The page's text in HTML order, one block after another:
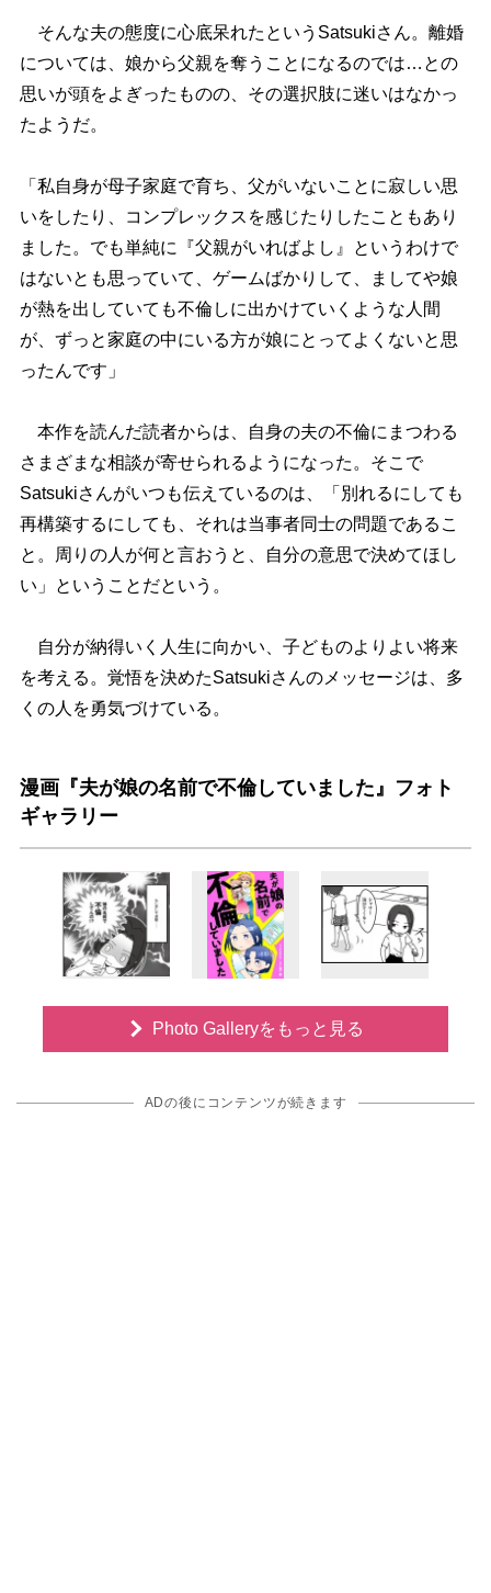
そんな夫の態度に心底呆れたというSatsukiさん。離婚
については、娘から父親を奪うことになるのでは…との
思いが頭をよぎったものの、その選択肢に迷いはなかっ
たようだ。
「私自身が母子家庭で育ち、父がいないことに寂しい思
いをしたり、コンプレックスを感じたりしたこともあり
ました。でも単純に『父親がいればよし』というわけで
はないとも思っていて、ゲームばかりして、ましてや娘
が熱を出していても不倫しに出かけていくような人間
が、ずっと家庭の中にいる方が娘にとってよくないと思
ったんです」
本作を読んだ読者からは、自身の夫の不倫にまつわる
さまざまな相談が寄せられるようになった。そこで
Satsukiさんがいつも伝えているのは、「別れるにしても
再構築するにしても、それは当事者同士の問題であるこ
と。周りの人が何と言おうと、自分の意思で決めてほし
い」ということだという。
自分が納得いく人生に向かい、子どものよりよい将来
を考える。覚悟を決めたSatsukiさんのメッセージは、多
くの人を勇気づけている。
漫画『夫が娘の名前で不倫していました』フォト
ギャラリー
Photo Galleryをもっと見る
ADの後にコンテンツが続きます